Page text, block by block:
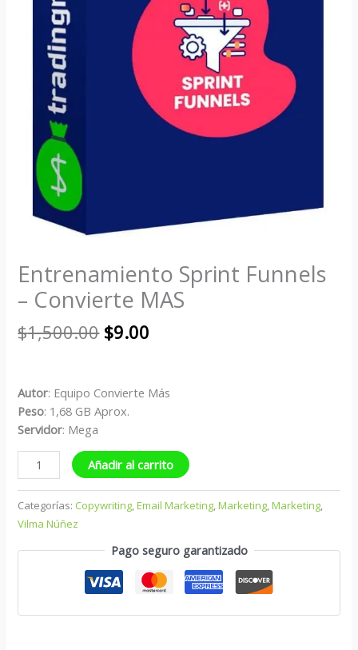
Entrenamiento Sprint Funnels
– Convierte MAS
$1,500.00 $9.00
Autor: Equipo Convierte Más
Peso: 1,68 GB Aprox.
Servidor: Mega
Añadir al carrito
Categorías: Copywriting,Email Marketing,Marketing,Marketing,
Vilma Núñez
Pago seguro garantizado